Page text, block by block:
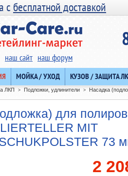
сбесплатной доставкой
наш сайт наш форум
МОЙКА / УХОД КУЗОВ / ЗАЩИТА
ЛКП > Подложки, удлинители >
Насадка
для
MIT
73
2